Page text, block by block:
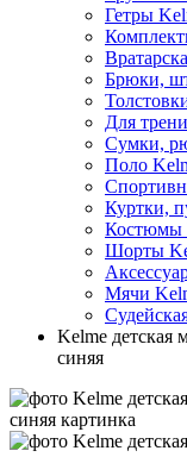
Гетры
Брюки,
Для
Сумки,
Поло
Куртки,
Костюмы
Шорты
Мячи
Kelme
синяя